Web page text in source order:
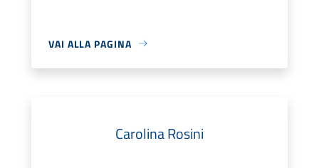
VAI ALLA PAGINA
Carolina Rosini